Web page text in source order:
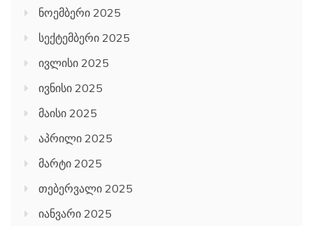
ნოემბერი 2025
სექტემბერი 2025
ივლისი 2025
ივნისი 2025
მაისი 2025
აპრილი 2025
მარტი 2025
თებერვალი 2025
იანვარი 2025